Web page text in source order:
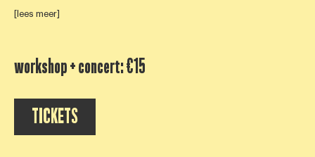
[lees meer]
workshop + concert: €15
TICKETS